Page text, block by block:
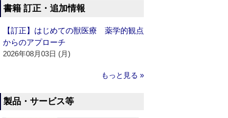
書籍 訂正・追加情報
【訂正】はじめての獣医療 薬学的観点
からのアプローチ
2026年08月03日 (月)
もっと見る »
製品・サービス等